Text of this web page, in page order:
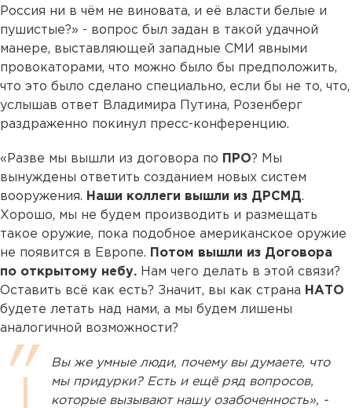
Россия ни в чём не виновата, и её власти белые и
пушистые?» - вопрос был задан в такой удачной
манере, выставляющей западные СМИ явными
провокаторами, что можно было бы предположить,
что это было сделано специально, если бы не то, что,
услышав ответ Владимира Путина, Розенберг
раздраженно покинул пресс-конференцию.
«Разве мы вышли из договора по ПРО? Мы
вынуждены ответить созданием новых систем
вооружения. Наши коллеги вышли из ДРСМД.
Хорошо, мы не будем производить и размещать
такое оружие, пока подобное американское оружие
не появится в Европе.
Потом вышли из Договора
по открытому небу. Нам чего делать в этой связи?
Оставить всё как есть? Значит, вы как страна НАТО
будете летать над нами, а мы будем лишены
аналогичной возможности?
Вы же умные люди, почему вы думаете, что
мы придурки? Есть и ещё ряд вопросов,
которые вызывают нашу озабоченность», -